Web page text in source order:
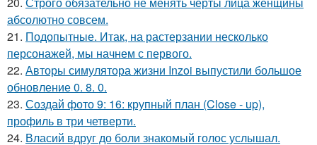
абсолютно совсем.
21. Подопытные. Итак, на растерзании несколько
персонажей, мы начнем с первого.
22. Авторы симулятора жизни Inzoi выпустили большое
обновление 0. 8. 0.
23. Создай фото 9: 16: крупный план (Close - up),
профиль в три четверти.
24. Власий вдруг до боли знакомый голос услышал.